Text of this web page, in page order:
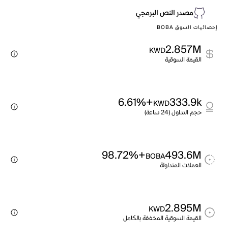
مصدر النص البرمجي
إحصائيات السوق BOBA
2.857M
KWD
القيمة السوقية
333.9k
KWD
+6.61%
حجم التداول (24 ساعة)
493.6M
BOBA
+98.72%
العملات المتداولة
2.895M
KWD
القيمة السوقية المخففة بالكامل